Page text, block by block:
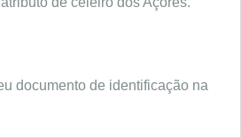
documento de identificação na